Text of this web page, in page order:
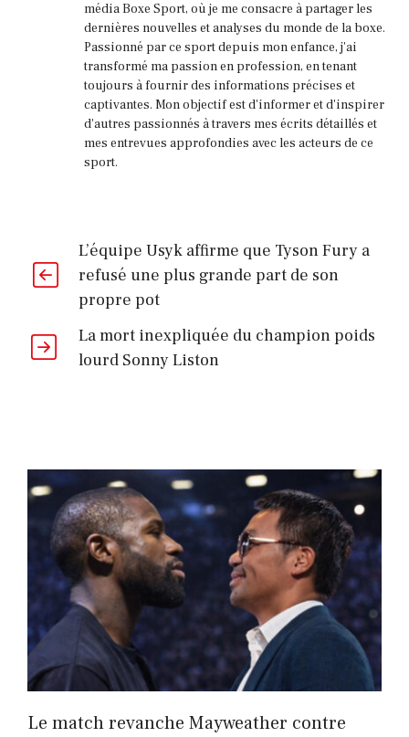
média Boxe Sport, où je me consacre à partager les
dernières nouvelles et analyses du monde de la boxe.
Passionné par ce sport depuis mon enfance, j'ai
transformé ma passion en profession, en tenant
toujours à fournir des informations précises et
captivantes. Mon objectif est d'informer et d'inspirer
d'autres passionnés à travers mes écrits détaillés et
mes entrevues approfondies avec les acteurs de ce
sport.
L’équipe Usyk affirme que Tyson Fury a
refusé une plus grande part de son
propre pot
La mort inexpliquée du champion poids
lourd Sonny Liston
Le match revanche Mayweather contre